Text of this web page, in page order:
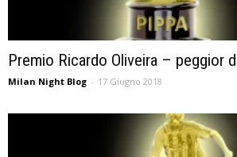
Premio Ricardo Oliveira – peggior
Milan Night Blog - 17 Giugno 2018